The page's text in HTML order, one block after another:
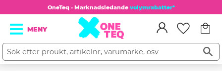
Meny
OneTeq - Marknadsledande volymrabatter*